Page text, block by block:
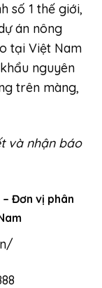
số 1 thế giới,
án nông
tại Việt Nam
nguyên
trên màng,
và nhận báo
Đơn vị phân